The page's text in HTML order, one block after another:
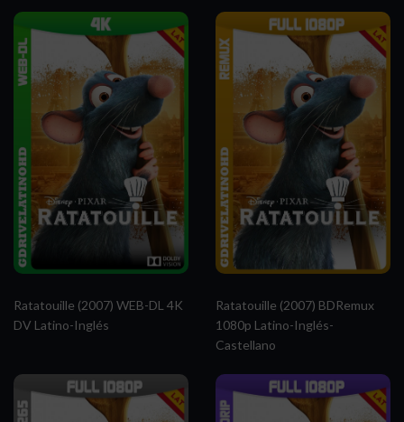
Ratatouille (2007) WEB-DL 4K
DV Latino-Inglés
Ratatouille (2007) BDRemux
1080p Latino-Inglés-
Castellano